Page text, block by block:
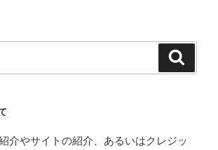
介やサイトの紹介、あるいはクレジッ